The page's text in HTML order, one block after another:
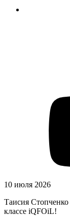
10 июля 2026
Таисия
классе iQFOiL!